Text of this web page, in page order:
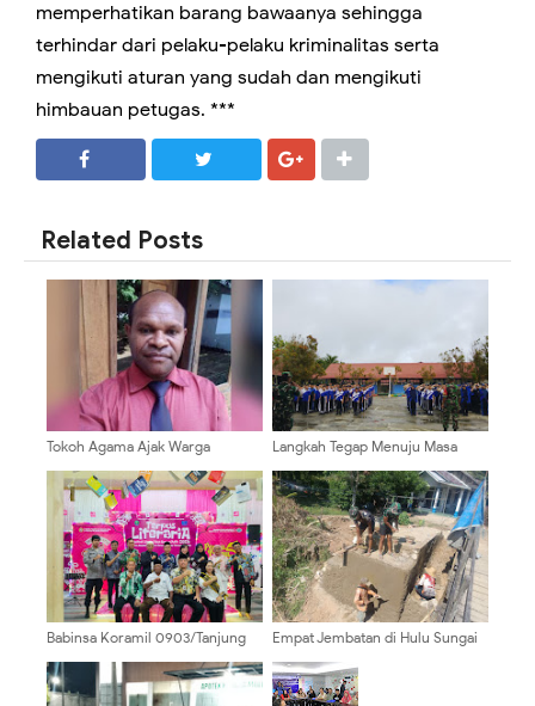
memperhatikan barang bawaanya sehingga
terhindar dari pelaku-pelaku kriminalitas serta
mengikuti aturan yang sudah dan mengikuti
himbauan petugas. ***
Related Posts
Tokoh Agama Ajak Warga
Provokasi Jelang HUT RI
Langkah Tegap Menuju Masa
03/Malinau Kota Tanamkan
Disiplin kepada Siswa Baru
‎Babinsa Koramil 0903/Tanjung
Perpus Tarpus Literaria di Desa
Gunung Putih ‎
Empat Jembatan di Hulu Sungai
Utama